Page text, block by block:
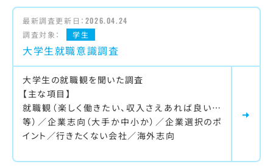
最新調査更新日： 2026.04.24
調査対象：
学生
大学生就職意識調査
大学生の就職観を聞いた調査
【主な項目】
就職観（楽しく働きたい、収入さえあれば良い…
等）／企業志向（大手か中小か）／企業選択のポ
イント／行きたくない会社／海外志向